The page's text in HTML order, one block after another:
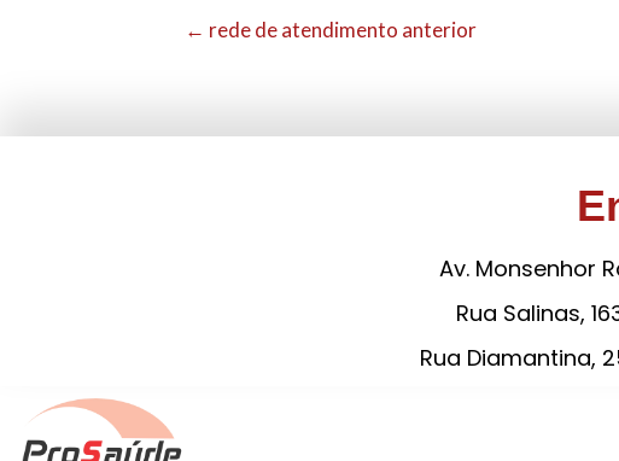
← rede de atendimento anterior
Av. Monsenhor
Rua Salinas,
Rua Diamantina,